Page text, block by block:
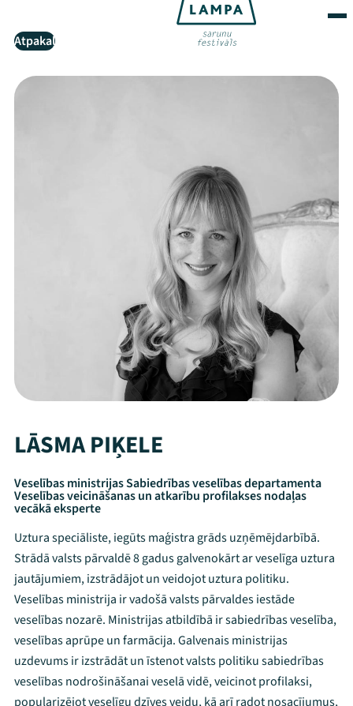
Atpakaļ
LĀSMA PIĶELE
Veselības ministrijas Sabiedrības veselības departamenta
Veselības veicināšanas un atkarību profilakses nodaļas
vecākā eksperte
Uztura speciāliste, iegūts maģistra grāds uzņēmējdarbībā.
Strādā valsts pārvaldē 8 gadus galvenokārt ar veselīga uztura
jautājumiem, izstrādājot un veidojot uztura politiku.
Veselības ministrija ir vadošā valsts pārvaldes iestāde
veselības nozarē. Ministrijas atbildībā ir sabiedrības veselība,
veselības aprūpe un farmācija. Galvenais ministrijas
uzdevums ir izstrādāt un īstenot valsts politiku sabiedrības
veselības nodrošināšanai veselā vidē, veicinot profilaksi,
popularizējot veselīgu dzīves veidu, kā arī radot nosacījumus,